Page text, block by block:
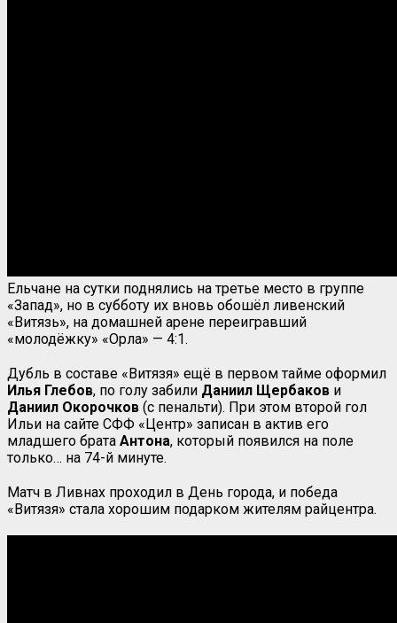
Ельчане на сутки поднялись на третье место в группе
«Запад», но в субботу их вновь обошёл ливенский
«Витязь», на домашней арене переигравший
«молодёжку» «Орла» — 4:1.
Дубль в составе «Витязя» ещё в первом тайме оформил
Илья Глебов, по голу забили Даниил Щербаков и
Даниил Окорочков (с пенальти). При этом второй гол
Ильи на сайте СФФ «Центр» записан в актив его
младшего брата Антона, который появился на поле
только… на 74-й минуте.
Матч в Ливнах проходил в День города, и победа
«Витязя» стала хорошим подарком жителям райцентра.